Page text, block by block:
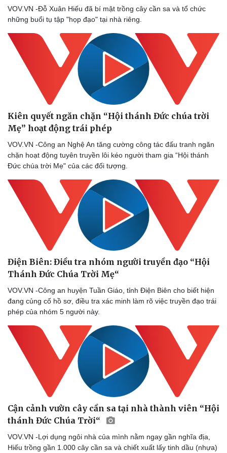
Doanh nghiệp
Thông tin doanh nghiệp
Doanh nghiệp 24h
Doanh nhân
Vì cộng đồng
VOV.VN -Đỗ Xuân Hiếu đã bí mật trồng cây cần sa và tổ chức
những buổi tụ tập "họp đạo" tại nhà riêng.
Kiên quyết ngăn chặn “Hội thánh Đức chúa trời
Mẹ” hoạt động trái phép
VOV.VN -Công an Nghệ An tăng cường công tác đấu tranh ngăn
chặn hoạt động tuyên truyền lôi kéo người tham gia “Hội thánh
Đức chúa trời Mẹ" của các đối tượng.
Điện Biên: Điều tra nhóm người truyền đạo “Hội
Thánh Đức Chúa Trời Mẹ“
VOV.VN -Công an huyện Tuần Giáo, tỉnh Điện Biên cho biết hiện
đang củng cố hồ sơ, điều tra xác minh làm rõ việc truyền đạo trái
phép của nhóm 5 người này.
Cận cảnh vườn cây cần sa tại nhà thành viên “Hội
thánh Đức Chúa Trời“
VOV.VN -Lợi dụng ngôi nhà của mình nằm ngay gần nghĩa địa,
Hiếu trồng gần 1.000 cây cần sa và chiết xuất lấy tinh dầu (nhựa)